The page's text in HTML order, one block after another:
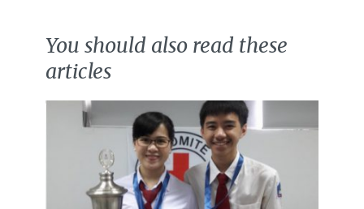
You should also read these
articles